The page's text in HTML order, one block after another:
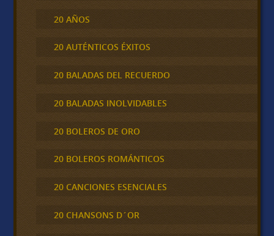
20 AÑOS
20 AUTÉNTICOS ÉXITOS
20 BALADAS DEL RECUERDO
20 BALADAS INOLVIDABLES
20 BOLEROS DE ORO
20 BOLEROS ROMÁNTICOS
20 CANCIONES ESENCIALES
20 CHANSONS D´OR